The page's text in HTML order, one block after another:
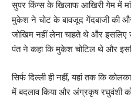
सुपर किंग्स के खिलाफ आखिरी गेम में
मुकेश ने चोट के बावजूद गेंदबाजी की
जोखिम नहीं लेना चाहते थे और इसलिए
पंत ने कहा कि मुकेश चोटिल थे और
सिर्फ दिल्ली ही नहीं, यहां तक ​​कि
में बदलाव किया और अंग्रकृष रघुवंशी